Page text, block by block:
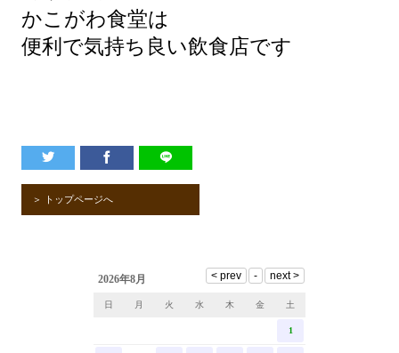
かこがわ食堂は
便利で気持ち良い飲食店です
＞ トップページへ
2026年8月
日 月 火 水 木 金 土
1